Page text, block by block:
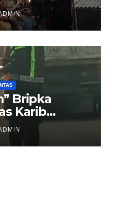
Warga Miskin
Bripka
Karib
untuk
Mogok di KM